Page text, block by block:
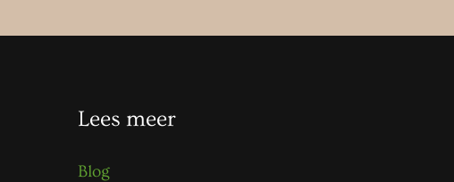
Lees meer
Blog